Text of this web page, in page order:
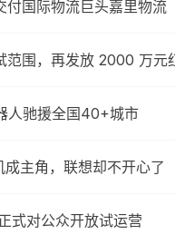
付国际物流巨头嘉里物流
范围，再发放 2000 万元
人驰援全国40+城市
主角，联想却不开心了
式对公众开放试运营